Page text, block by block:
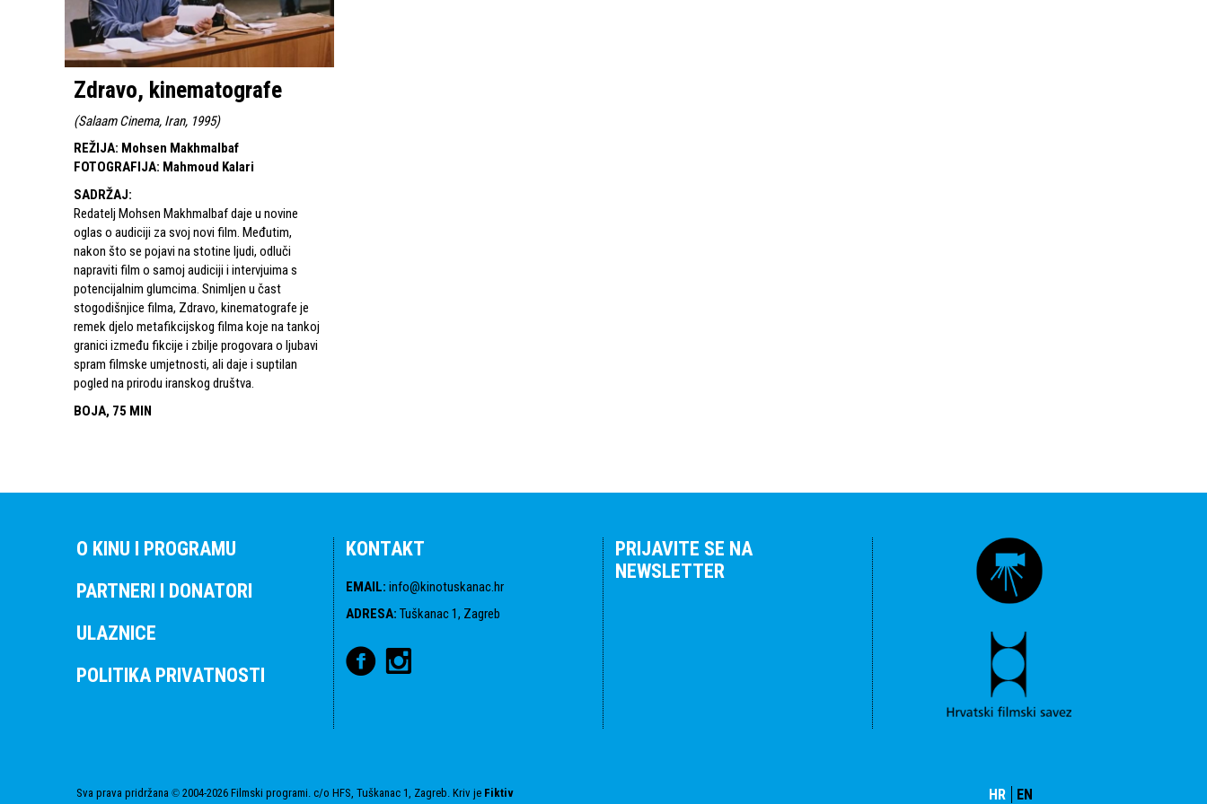
Zdravo, kinematografe
(Salaam Cinema, Iran, 1995)
REŽIJA: Mohsen Makhmalbaf
FOTOGRAFIJA: Mahmoud Kalari
SADRŽAJ:
Redatelj Mohsen Makhmalbaf daje u novine
oglas o audiciji za svoj novi film. Međutim,
nakon što se pojavi na stotine ljudi, odluči
napraviti film o samoj audiciji i intervjuima s
potencijalnim glumcima. Snimljen u čast
stogodišnjice filma, Zdravo, kinematografe je
remek djelo metafikcijskog filma koje na tankoj
granici između fikcije i zbilje progovara o ljubavi
spram filmske umjetnosti, ali daje i suptilan
pogled na prirodu iranskog društva.
BOJA, 75 MIN
O KINU I PROGRAMU
PARTNERI I DONATORI
ULAZNICE
POLITIKA PRIVATNOSTI
KONTAKT
EMAIL: info@kinotuskanac.hr
ADRESA: Tuškanac 1, Zagreb
PRIJAVITE SE NA
NEWSLETTER
HR EN
Sva prava pridržana © 2004-2026 Filmski programi. c/o HFS, Tuškanac 1, Zagreb. Kriv je Fiktiv